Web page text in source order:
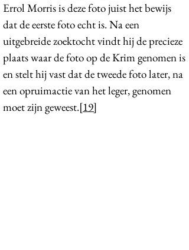
Errol Morris is deze foto juist het bewijs
dat de eerste foto echt is. Na een
uitgebreide zoektocht vindt hij de precieze
plaats waar de foto op de Krim genomen is
en stelt hij vast dat de tweede foto later, na
een opruimactie van het leger, genomen
moet zijn geweest.[19]